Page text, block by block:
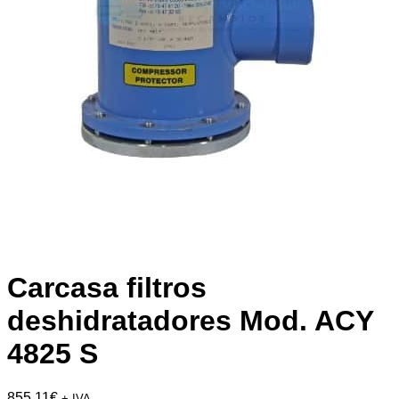
Carcasa filtros
deshidratadores Mod. ACY
4825 S